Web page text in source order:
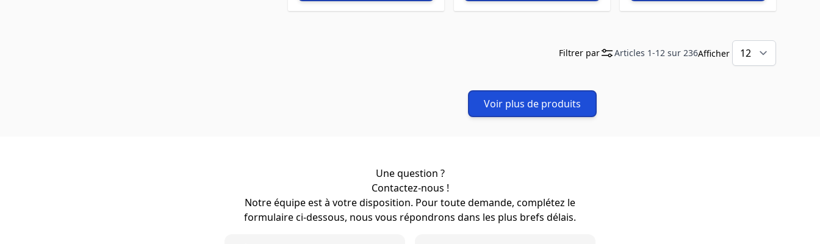
Articles 1-12 sur 236Afficher
Filtrer par
Voir plus de produits
Une question ?
Contactez-nous !
Notre équipe est à votre disposition. Pour toute demande, complétez le
formulaire ci-dessous, nous vous répondrons dans les plus brefs délais.